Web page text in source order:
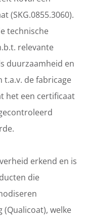
(SKG.0855.3060).
technische
relevante
duurzaamheid en
de fabricage
het een certificaat
erkend en is
die
welke